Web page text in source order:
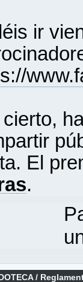
ir
El
.
/